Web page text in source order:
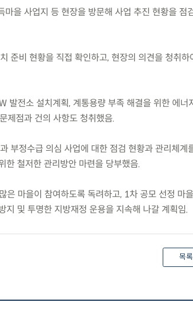
을 사업지 등 현장을 방문해 사업 추진 현황을 점
준비 현황을 직접 확인하고, 현장의 의견을 청취하
전소 설치계획, 계통용량 부족 해결을 위한 에너
제점과 건의 사항도 청취했음.
부정수급 의심 사업에 대한 점검 현황과 관리체계
한 철저한 관리방안 마련을 당부했음.
마을이 참여하도록 독려하고, 1차 공모 선정 마
지 및 투명한 지방재정 운용을 지속해 나갈 계획임.
목록